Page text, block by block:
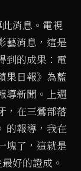
消息。電視
藝消息，這是
到的成果：電
果日報》為藍
導新聞。上週
，在三鶯部落
的報導，我在
塊了，這就是
好的證成。